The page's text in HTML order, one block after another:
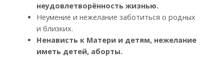
неудовлетворённость жизнью.
Неумение и нежелание заботиться о родных
и близких.
Ненависть к Матери и детям, нежелание
иметь детей, аборты.